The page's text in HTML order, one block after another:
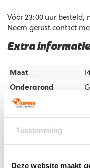
Toestemming
Deze website maakt
Artikelnummers
Extra informatie
Maat
Ondergrond
Doelgroep
Kleur
Merk
Vóór 23:00 uur besteld,
Neem gerust contact